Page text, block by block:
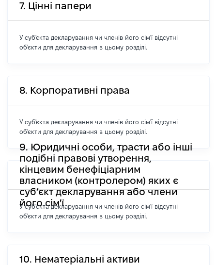
7. Цінні папери
У суб'єкта декларування чи членів його сім'ї відсутні
об'єкти для декларування в цьому розділі.
8. Корпоративні права
У суб'єкта декларування чи членів його сім'ї відсутні
об'єкти для декларування в цьому розділі.
9. Юридичні особи, трасти або інші
подібні правові утворення,
кінцевим бенефіціарним
власником (контролером) яких є
суб’єкт декларування або члени
його сім'ї
У суб'єкта декларування чи членів його сім'ї відсутні
об'єкти для декларування в цьому розділі.
10. Нематеріальні активи